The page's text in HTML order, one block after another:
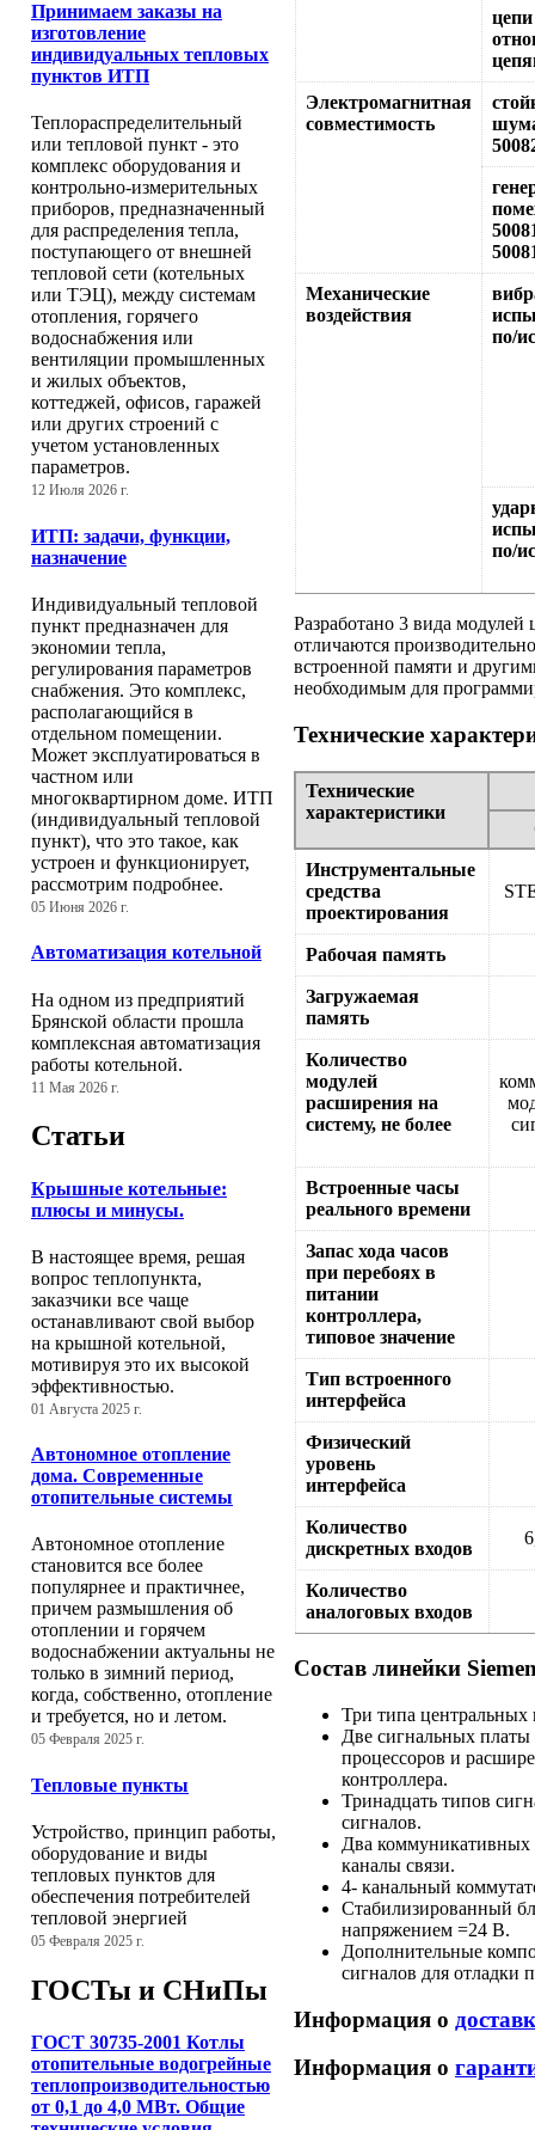
Принимаем заказы на
изготовление
индивидуальных тепловых
пунктов ИТП
Теплораспределительный
или тепловой пункт - это
комплекс оборудования и
контрольно-измерительных
приборов, предназначенный
для распределения тепла,
поступающего от внешней
тепловой сети (котельных
или ТЭЦ), между системам
отопления, горячего
водоснабжения или
вентиляции промышленных
и жилых объектов,
коттеджей, офисов, гаражей
или других строений с
учетом установленных
параметров.
12 Июля 2026 г.
ИТП: задачи, функции,
назначение
Индивидуальный тепловой
пункт предназначен для
экономии тепла,
регулирования параметров
снабжения. Это комплекс,
располагающийся в
отдельном помещении.
Может эксплуатироваться в
частном или
многоквартирном доме. ИТП
(индивидуальный тепловой
пункт), что это такое, как
устроен и функционирует,
рассмотрим подробнее.
05 Июня 2026 г.
Автоматизация котельной
На одном из предприятий
Брянской области прошла
комплексная автоматизация
работы котельной.
11 Мая 2026 г.
Статьи
Крышные котельные:
плюсы и минусы.
В настоящее время, решая
вопрос теплопункта,
заказчики все чаще
останавливают свой выбор
на крышной котельной,
мотивируя это их высокой
эффективностью.
01 Августа 2025 г.
Автономное отопление
дома. Современные
отопительные системы
Автономное отопление
становится все более
популярнее и практичнее,
причем размышления об
отоплении и горячем
водоснабжении актуальны не
только в зимний период,
когда, собственно, отопление
и требуется, но и летом.
05 Февраля 2025 г.
Тепловые пункты
Устройство, принцип работы,
оборудование и виды
тепловых пунктов для
обеспечения потребителей
тепловой энергией
05 Февраля 2025 г.
ГОСТы и СНиПы
ГОСТ 30735-2001 Котлы
отопительные водогрейные
теплопроизводительностью
от 0,1 до 4,0 МВт. Общие
Электромагнитная
совместимость
Механические
воздействия
по/
по/
Разработано 3 вида
отличаются
встроенной памяти и
необходимым для
Технические
Технические
характеристики
Инструментальные
средства
проектирования
Рабочая память
Загружаемая
память
Количество
модулей
расширения на
систему, не более
Встроенные часы
реального времени
Запас хода часов
при перебоях в
питании
контроллера,
типовое значение
Тип встроенного
интерфейса
Физический
уровень
интерфейса
Количество
дискретных входов
Количество
аналоговых входов
Состав линейки
Три типа центральных
Две сигнальных платы
процессоров и
контроллера.
Тринадцать типов
сигналов.
Два коммуникативных
каналы связи.
4- канальный
Стабилизированный
напряжением =24 В.
Дополнительные
сигналов для отладки
Информация о
Информация о